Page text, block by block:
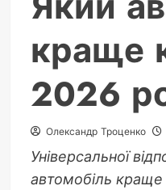
краще
2026
Олександр Троценко
Універсальної
автомобіль краще